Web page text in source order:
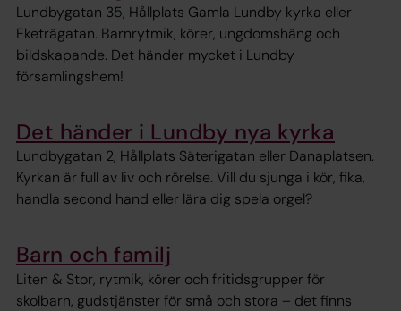
Lundbygatan 35, Hållplats Gamla Lundby kyrka eller
Eketrägatan. Barnrytmik, körer, ungdomshäng och
bildskapande. Det händer mycket i Lundby
församlingshem!
Det händer i Lundby nya kyrka
Lundbygatan 2, Hållplats Säterigatan eller Danaplatsen.
Kyrkan är full av liv och rörelse. Vill du sjunga i kör, fika,
handla second hand eller lära dig spela orgel?
Barn och familj
Liten & Stor, rytmik, körer och fritidsgrupper för
skolbarn, gudstjänster för små och stora – det finns